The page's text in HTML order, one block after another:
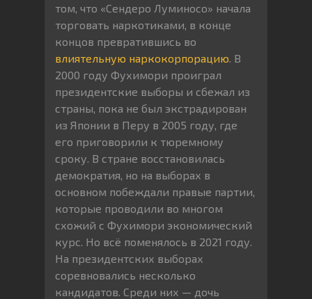
том, что «Сендеро Луминосо» начала
торговать наркотиками, в конце
концов превратившись во
влиятельную наркокорпорацию . В
2000 году Фухимори проиграл
президентские выборы и сбежал из
страны, пока не был экстрадирован
из Японии в Перу в 2005 году, где
его приговорили к тюремному
сроку. В стране восстановилась
демократия, но на выборах в
основном побеждали правые партии,
которые проводили во многом
схожий с Фухимори экономический
курс. Но всё поменялось в 2021 году.
На президентских выборах
соревновались несколько
кандидатов. Среди них — дочь